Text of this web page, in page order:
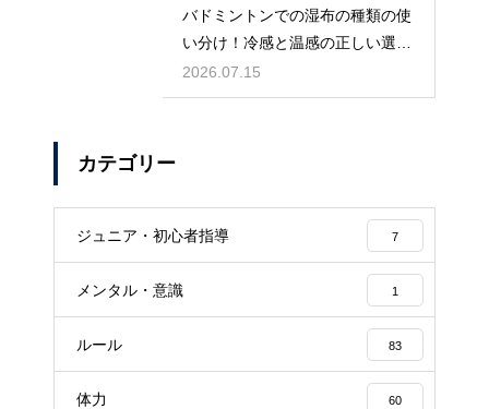
バドミントンでの湿布の種類の使
い分け！冷感と温感の正しい選び
方
2026.07.15
カテゴリー
ジュニア・初心者指導 7
メンタル・意識 1
ルール 83
体力 60